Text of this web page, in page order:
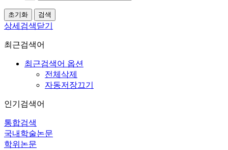
상세검색닫기
최근검색어
최근검색어 옵션
전체삭제
자동저장끄기
인기검색어
통합검색
국내학술논문
학위논문